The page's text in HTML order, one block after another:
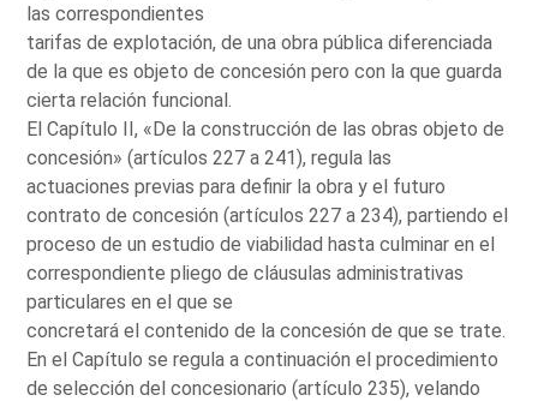
las correspondientes
tarifas de explotación, de una obra pública diferenciada
de la que es objeto de concesión pero con la que guarda
cierta relación funcional.
El Capítulo II, «De la construcción de las obras objeto de
concesión» (artículos 227 a 241), regula las
actuaciones previas para definir la obra y el futuro
contrato de concesión (artículos 227 a 234), partiendo el
proceso de un estudio de viabilidad hasta culminar en el
correspondiente pliego de cláusulas administrativas
particulares en el que se
concretará el contenido de la concesión de que se trate.
En el Capítulo se regula a continuación el procedimiento
de selección del concesionario (artículo 235), velando